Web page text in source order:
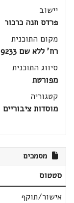
יישוב
פרדס חנה כרכור
מקום התוכנית
רח' ללא שם 9233 מצפון לדרך למרחב, שיכון ממשלתי
סיווג התוכנית
מפורטת
קטגוריה
מוסדות ציבוריים
מסמכים
סטטוס
אישור/תוקף